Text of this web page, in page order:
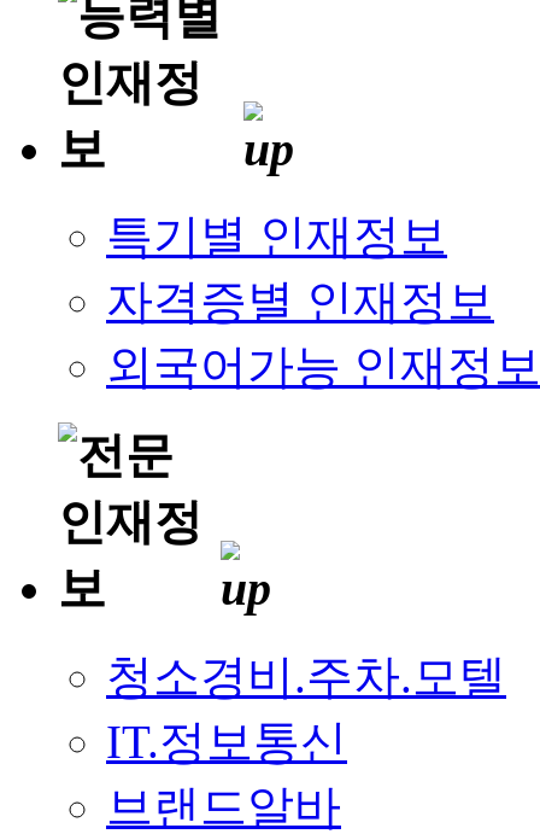
특기별 인재정보
자격증별 인재정보
외국어가능 인재정보
청소경비.주차.모텔
IT.정보통신
브랜드알바